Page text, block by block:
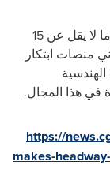
بحلول عام 2027، من المتوقع أن تبني المدينة ما لا يقل عن 15
منصات ابتكار
https://
makes-